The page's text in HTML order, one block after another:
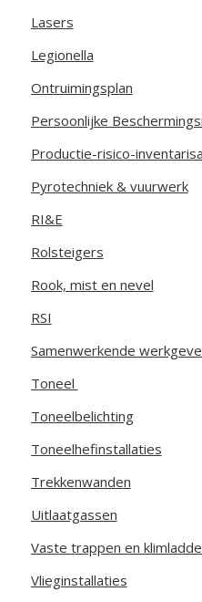
Lasers
Legionella
Ontruimingsplan
Persoonlijke
Productie-risico-
Pyrotechniek & vuurwerk
RI&E
Rolsteigers
Rook, mist en nevel
RSI
Samenwerkende
Toneel
Toneelbelichting
Toneelhefinstallaties
Trekkenwanden
Uitlaatgassen
Vaste trappen en
Vlieginstallaties